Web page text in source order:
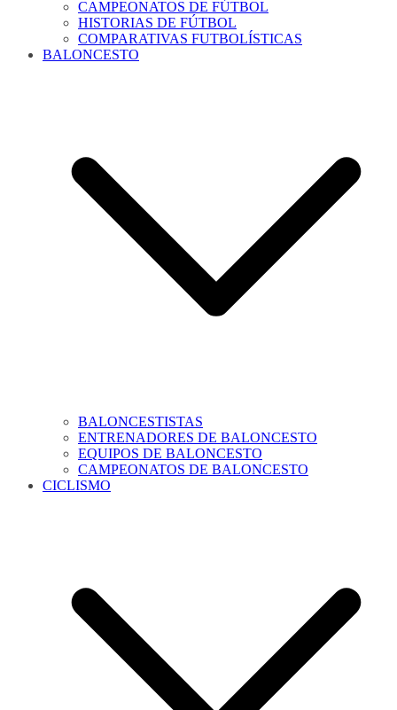
CAMPEONATOS DE FÚTBOL
HISTORIAS DE FÚTBOL
COMPARATIVAS FUTBOLÍSTICAS
BALONCESTO
BALONCESTISTAS
ENTRENADORES DE BALONCESTO
EQUIPOS DE BALONCESTO
CAMPEONATOS DE BALONCESTO
CICLISMO